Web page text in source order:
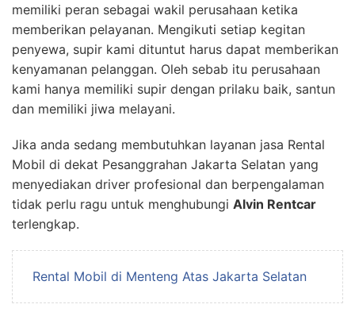
memiliki peran sebagai wakil perusahaan ketika
memberikan pelayanan. Mengikuti setiap kegitan
penyewa, supir kami dituntut harus dapat memberikan
kenyamanan pelanggan. Oleh sebab itu perusahaan
kami hanya memiliki supir dengan prilaku baik, santun
dan memiliki jiwa melayani.
Jika anda sedang membutuhkan layanan jasa Rental
Mobil di dekat Pesanggrahan Jakarta Selatan yang
menyediakan driver profesional dan berpengalaman
tidak perlu ragu untuk menghubungi Alvin Rentcar
terlengkap.
Rental Mobil di Menteng Atas Jakarta Selatan